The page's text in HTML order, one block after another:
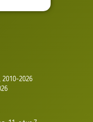
2010-2026